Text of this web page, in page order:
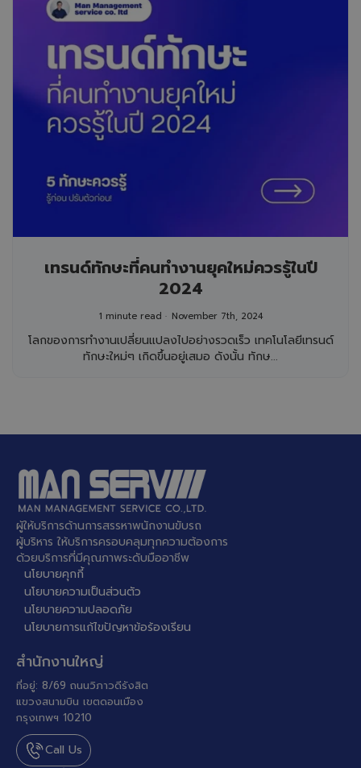
เทรนด์ทักษะที่คนทำงานยุคใหม่ควรรู้ในปี
2024
1 minute read November 7th, 2024
โลกของการทำงานเปลี่ยนแปลงไปอย่างรวดเร็ว เทคโนโลยีเทรนด์
ทักษะใหม่ๆ เกิดขึ้นอยู่เสมอ ดังนั้น ทักษ...
ผู้ให้บริการด้านการสรรหาพนักงานขับรถ
ผู้บริหาร ให้บริการครอบคลุมทุกความต้องการ
ด้วยบริการที่มีคุณภาพระดับมืออาชีพ
นโยบายคุกกี้
นโยบายความเป็นส่วนตัว
นโยบายความปลอดภัย
นโยบายการแก้ไขปัญหาข้อร้องเรียน
สำนักงานใหญ่
ที่อยู่: 8/69 ถนนวิภาวดีรังสิต
แขวงสนามบิน เขตดอนเมือง
กรุงเทพฯ 10210
Call Us